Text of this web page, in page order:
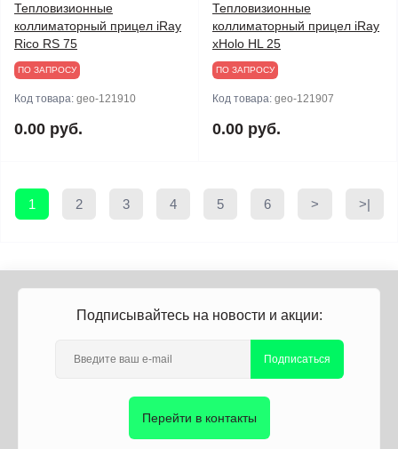
Тепловизионные
коллиматорный прицел iRay
Rico RS 75
ПО ЗАПРОСУ
Код товара: geo-121910
0.00 руб.
Тепловизионные
коллиматорный прицел iRay
xHolo HL 25
ПО ЗАПРОСУ
Код товара: geo-121907
0.00 руб.
1 2 3 4 5 6 > >|
Подписывайтесь на новости и акции:
Подписаться
Перейти в контакты